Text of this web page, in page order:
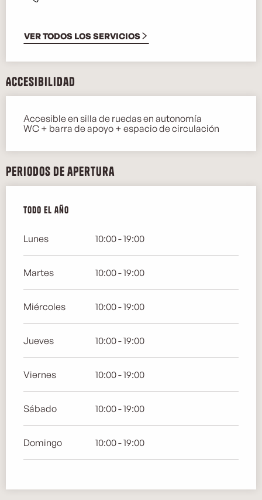
VER TODOS LOS SERVICIOS
Accesibilidad
Accesible en silla de ruedas en autonomía
WC + barra de apoyo + espacio de circulación
Periodos de apertura
Todo el año
Todo el año
Lunes 10:00 - 19:00
Martes 10:00 - 19:00
Miércoles 10:00 - 19:00
Jueves 10:00 - 19:00
Viernes 10:00 - 19:00
Sábado 10:00 - 19:00
Domingo 10:00 - 19:00